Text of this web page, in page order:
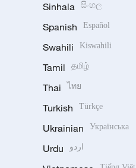
Sinhala සිංහල
Spanish Español
Swahili Kiswahili
Tamil தமிழ்
Thai ไทย
Turkish Türkçe
Ukrainian Українська
Urdu اردو